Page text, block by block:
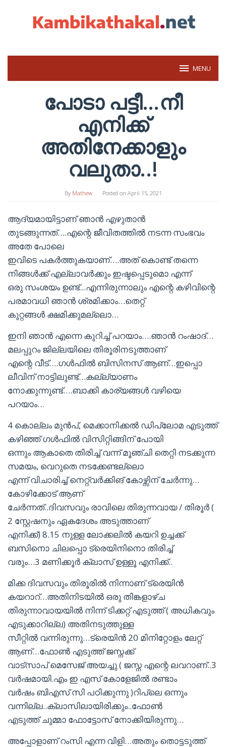
MENU
പോടാ പട്ടീ…നീ
എനിക്ക്
അതിനേക്കാളും
വലുതാ..!
By Mathew Posted on April 15, 2021
ആദ്യമായിട്ടാണ് ഞാൻ എഴുതാൻ
തുടങ്ങുന്നത്….എന്റെ ജീവിതത്തിൽ നടന്ന സംഭവം
അതേ പോലെ
ഇവിടെ പകർത്തുകയാണ്….അത് കൊണ്ട് തന്നെ
നിങ്ങൾക്ക് എല്ലാവർക്കും ഇഷ്ടപ്പെടുമൊ എന്ന്
ഒരു സംശയം ഉണ്ട്.‌..എന്നിരുന്നാലും എന്റെ കഴിവിന്റെ
പരമാവധി ഞാൻ ശ്രമിക്കാം…തെറ്റ്
കുറ്റങ്ങൾ ക്ഷമിക്കുമല്ലൊ…
ഇനി ഞാൻ എന്നെ കുറിച്ച് പറയാം….ഞാൻ റംഷാദ്…
മലപ്പുറം ജില്ലയിലെ തിരൂരിനടുത്താണ്
എന്റെ വീട്….ഗൾഫിൽ ബിസിനസ് ആണ്…ഇപ്പൊ
ലീവിന് നാട്ടിലുണ്ട്…കല്ല്യാണം
നോക്കുന്നുണ്ട്….ബാക്കി കാര്യങ്ങൾ വഴിയെ
പറയാം…
4 കൊല്ലം മുൻപ്, മെക്കാനിക്കൽ ഡിപ്ലോമ എടുത്ത്
കഴിഞ്ഞ് ഗൾഫിൽ വിസിറ്റിങ്ങിന് പോയി
ഒന്നും ആകാതെ തിരിച്ച് വന്ന് മൂഞ്ചി തെറ്റി നടക്കുന്ന
സമയം, വെറുതെ നടക്കേണ്ടല്ലൊ
എന്ന് വിചാരിച്ച് നെറ്റ്വർക്കിങ് കോഴ്സിന് ചേർന്നു…
കോഴിക്കോട് ആണ്
ചേർന്നത്..ദിവസവും രാവിലെ തിരുന്നവായ / തിരൂർ (
2 സ്റ്റേഷനും ഏകദേശം അടുത്താണ്
എനിക്ക്) 8.15 നുള്ള ലോക്കലിൽ കയറി ഉച്ചക്ക്
ബസിനൊ ചിലപ്പൊ ട്രെയിനിനൊ തിരിച്ച്
വരും…3 മണിക്കൂർ ക്ലാസ് ഉള്ളൂ എനിക്ക്..
മിക്ക ദിവസവും തിരൂരിൽ നിന്നാണ് ട്രെയിൻ
കയറാറ്…അതിനിടയിൽ ഒരു തിങ്കളാഴ്ച
തിരുന്നാവായയിൽ നിന്ന് ടിക്കറ്റ് എടുത്ത് ( അധികവും
എടുക്കാറില്ല) അതിനടുത്തുള്ള
സീറ്റിൽ വന്നിരുന്നു…ട്രെയിൻ 20 മിനിറ്റോളം ലേറ്റ്
ആണ്…ഫോൺ എടുത്ത് ജസ്നക്ക്
വാട്സാപ് മെസേജ് അയച്ചു ( ജസ്ന എന്റെ ലവറാണ്..3
വർഷമായി.എം ഇ എസ് കോളേജിൽ രണ്ടാം
വർഷം ബിഎസ് സി പഠിക്കുന്നു )റിപ്ലെ ഒന്നും
വന്നില്ല..ക്ലാസിലായിരിക്കും..ഫോൺ
എടുത്ത് ചുമ്മാ ഫോട്ടോസ് നോക്കിയിരുന്നു…
അപ്പോളാണ് റംസി എന്ന വിളി…അതും തൊട്ടടുത്ത്